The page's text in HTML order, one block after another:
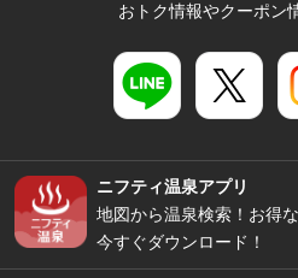
おトク情報やクーポン
ニフティ温泉アプリ
地図から温泉検索！お得
今すぐダウンロード！